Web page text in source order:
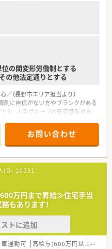
の間変形労働制とする
の他法定通りとする
（長野市エリア担当より）
剤に自信がない方やブランクがある
す。大手グループの安定基盤があ
】
所に位置し、近隣の整形外科クリ
枚ほど安定的に受け付けておりま
め、調剤未経験の方やブランクが
流れを非常に覚えやすいのが大きな
りある体制で運営されており、一
寧に向き合える環境が整っていま
ついて】
よび将来の新店開局を見据えた増
お問い合わせ
： 10531
600万円まで昇給≫住宅手当
もあります！
トに追加
車通勤可 高給与(600万円以上)